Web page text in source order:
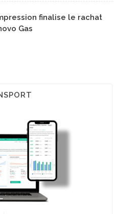
finalise le rachat
Gas